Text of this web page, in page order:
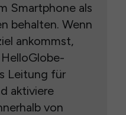
Smartphone als
behalten. Wenn
ankommst,
Leitung für
aktiviere
von